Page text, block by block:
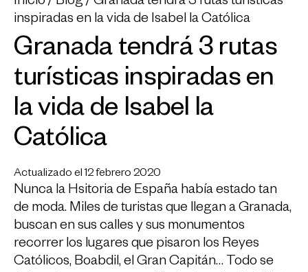
inspiradas en la vida de Isabel la Católica
Granada tendrá 3 rutas
turísticas inspiradas en
la vida de Isabel la
Católica
Actualizado el 12 febrero 2020
Nunca la Hsitoria de España había estado tan
de moda. Miles de turistas que llegan a Granada,
buscan en sus calles y sus monumentos
recorrer los lugares que pisaron los Reyes
Católicos, Boabdil, el Gran Capitán… Todo se